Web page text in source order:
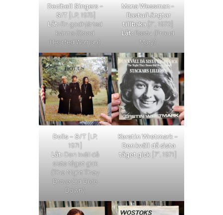
Decibell Singers –
S/T[LP, 1975]
Låt:En godhjärtad
kvinna(Good
Hearted Woman)
Mona Wessman –
Bastu/Längtar
tillbaka[7″, 1972]
Låt:Bastu (Proud
Mary)
Dolls – S/T[LP,
1971]
Låt:Den kväll då
sista tåget gick
(The Night They
Drove Old Dixie
Down)
Kerstin Wretmark –
Den kväll då sista
tåget gick [7″, 1971]